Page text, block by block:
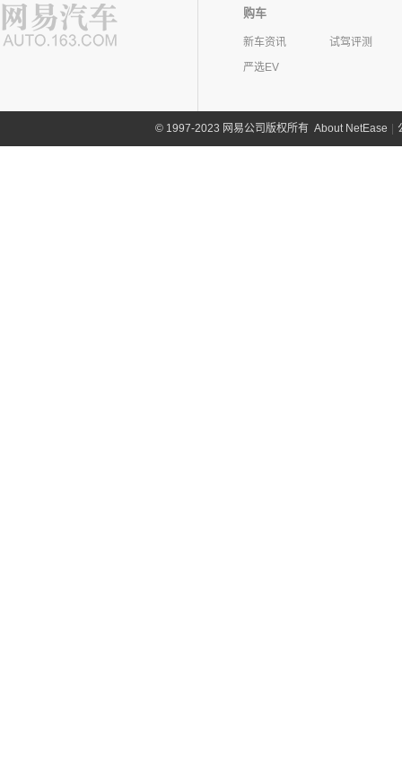
购车
新车资讯
试驾评测
严选EV
©1997-2023 网易公司版权所有 About NetEase